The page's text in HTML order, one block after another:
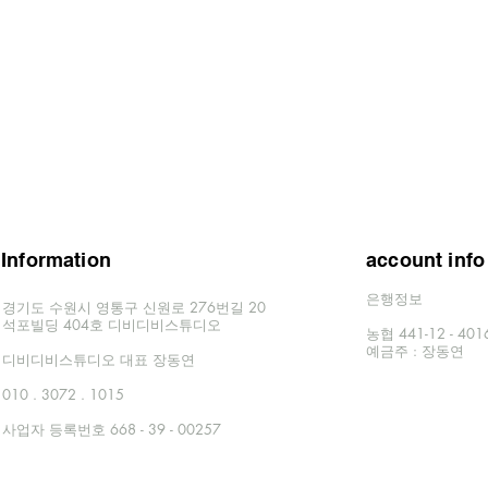
Information
경기도 수원시 영통구 신원로 276번길 20
​석포빌딩 404호 디비디비스튜디오
​디비디비스튜디오 대표 장동연
010 . 3072 . 1015
사업자 등록번호 668 - 39 - 00257
account info
은행정보
농협 441-12 -
​예금주 : 장동연